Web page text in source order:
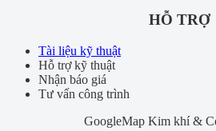
HỖ TRỢ
Tài liệu kỹ thuật
Hỗ trợ kỹ thuật
Nhận báo giá
Tư vấn công trình
GoogleMap Kim khí &